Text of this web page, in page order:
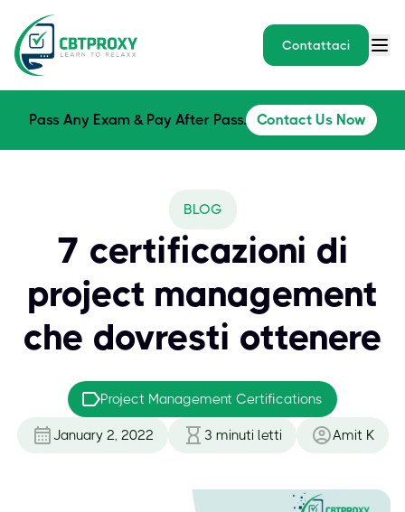
Contattaci
Pass Any Exam & Pay After Pass. Contact Us Now
BLOG
7 certificazioni di
project management
che dovresti ottenere
Project Management Certifications
January 2, 2022 3 minuti letti Amit K